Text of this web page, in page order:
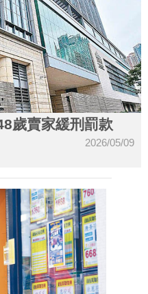
歲賣家緩刑罰款
2026/05/09